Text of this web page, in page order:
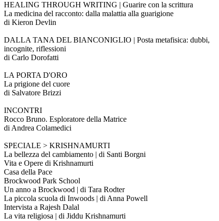
HEALING THROUGH WRITING | Guarire con la scrittura
La medicina del racconto: dalla malattia alla guarigione
di Kieron Devlin
DALLA TANA DEL BIANCONIGLIO | Posta metafisica: dubbi,
incognite, riflessioni
di Carlo Dorofatti
LA PORTA D'ORO
La prigione del cuore
di Salvatore Brizzi
INCONTRI
Rocco Bruno. Esploratore della Matrice
di Andrea Colamedici
SPECIALE > KRISHNAMURTI
La bellezza del cambiamento | di Santi Borgni
Vita e Opere di Krishnamurti
Casa della Pace
Brockwood Park School
Un anno a Brockwood | di Tara Rodter
La piccola scuola di Inwoods | di Anna Powell
Intervista a Rajesh Dalal
La vita religiosa | di Jiddu Krishnamurti